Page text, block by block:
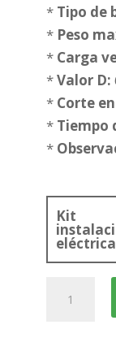
* Tipo de
* Peso
* Carga
*Valor D:
* Corte
* Tiempo
*
Kit
eléctrica
Fabia